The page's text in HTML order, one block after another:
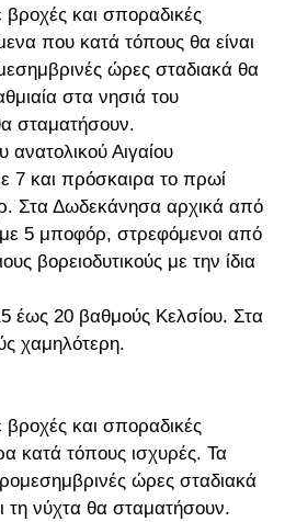
και σποραδικές
που κατά τόπους θα είναι
ώρες σταδιακά θα
στα νησιά του
σταματήσουν.
ανατολικού Αιγαίου
7 και πρόσκαιρα το πρωί
Στα Δωδεκάνησα αρχικά από
με 5 μποφόρ, στρεφόμενοι από
βορειοδυτικούς με την ίδια
έως 20 βαθμούς Κελσίου. Στα
χαμηλότερη.
και σποραδικές
κατά τόπους ισχυρές. Τα
ώρες σταδιακά
τη νύχτα θα σταματήσουν.